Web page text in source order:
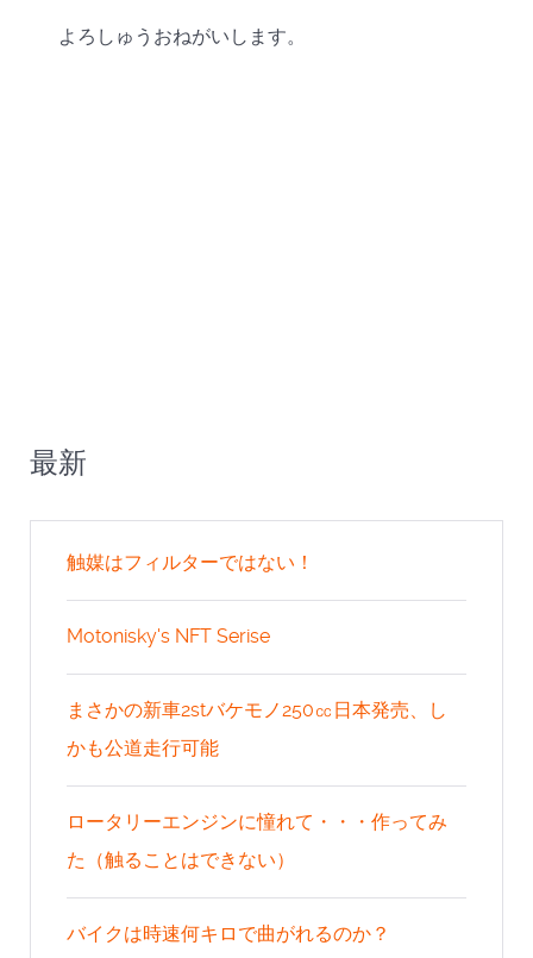
よろしゅうおねがいします。
最新
触媒はフィルターではない！
Motonisky's NFT Serise
まさかの新車2stバケモノ250㏄日本発売、し
かも公道走行可能
ロータリーエンジンに憧れて・・・作ってみ
た（触ることはできない）
バイクは時速何キロで曲がれるのか？